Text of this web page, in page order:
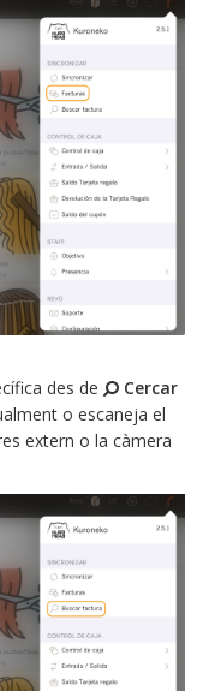
des de
Cercar
o escaneja el
extern o la càmera